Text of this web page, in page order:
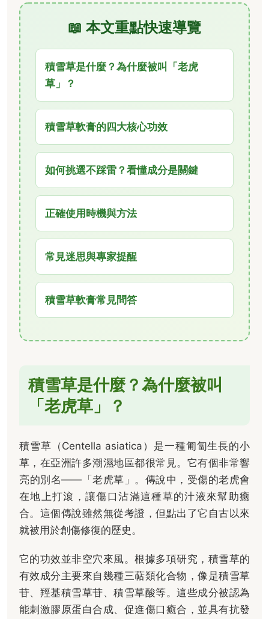
📖 本文重點快速導覽
積雪草是什麼？為什麼被叫「老虎
草」？
積雪草軟膏的四大核心功效
如何挑選不踩雷？看懂成分是關鍵
正確使用時機與方法
常見迷思與專家提醒
積雪草軟膏常見問答
積雪草是什麼？為什麼被叫
「老虎草」？
積雪草（Centella asiatica）是一種匍匐生長的小
草，在亞洲許多潮濕地區都很常見。它有個非常響
亮的別名——「老虎草」。傳說中，受傷的老虎會
在地上打滾，讓傷口沾滿這種草的汁液來幫助癒
合。這個傳說雖然無從考證，但點出了它自古以來
就被用於創傷修復的歷史。
它的功效並非空穴來風。根據多項研究，積雪草的
有效成分主要來自幾種三萜類化合物，像是積雪草
苷、羥基積雪草苷、積雪草酸等。這些成分被認為
能刺激膠原蛋白合成、促進傷口癒合，並具有抗發